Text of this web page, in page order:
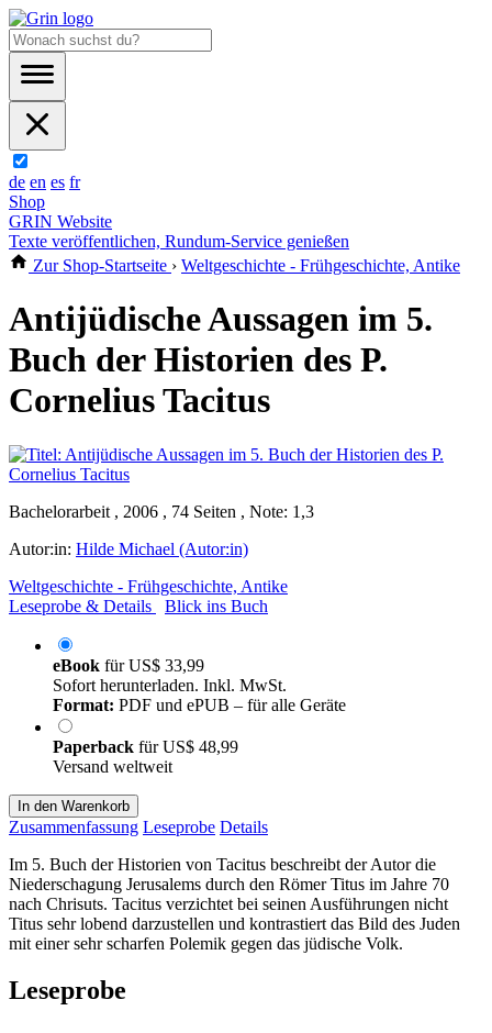
de en es fr
Shop
GRIN Website
Texte veröffentlichen, Rundum-Service genießen
Zur Shop-Startseite › Weltgeschichte - Frühgeschichte, Antike
Antijüdische Aussagen im 5.
Buch der Historien des P.
Cornelius Tacitus
Bachelorarbeit , 2006 , 74 Seiten , Note: 1,3
Autor:in: Hilde Michael (Autor:in)
Weltgeschichte - Frühgeschichte, Antike
Leseprobe & Details
Blick ins Buch
eBook fürUS$ 33,99
Sofort herunterladen. Inkl. MwSt.
Format: PDF und ePUB – für alle Geräte
Paperback fürUS$ 48,99
Versand weltweit
In den Warenkorb
Zusammenfassung Leseprobe Details
Im 5. Buch der Historien von Tacitus beschreibt der Autor die
Niederschagung Jerusalems durch den Römer Titus im Jahre 70
nach Chrisuts. Tacitus verzichtet bei seinen Ausführungen nicht
Titus sehr lobend darzustellen und kontrastiert das Bild des Juden
mit einer sehr scharfen Polemik gegen das jüdische Volk.
Leseprobe